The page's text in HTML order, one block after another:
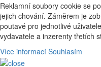
Reklamní soubory cookie se
jejich chování. Záměrem je
poutavé pro jednotlivé
vydavatele a inzerenty třetích
Více informací Souhlasím